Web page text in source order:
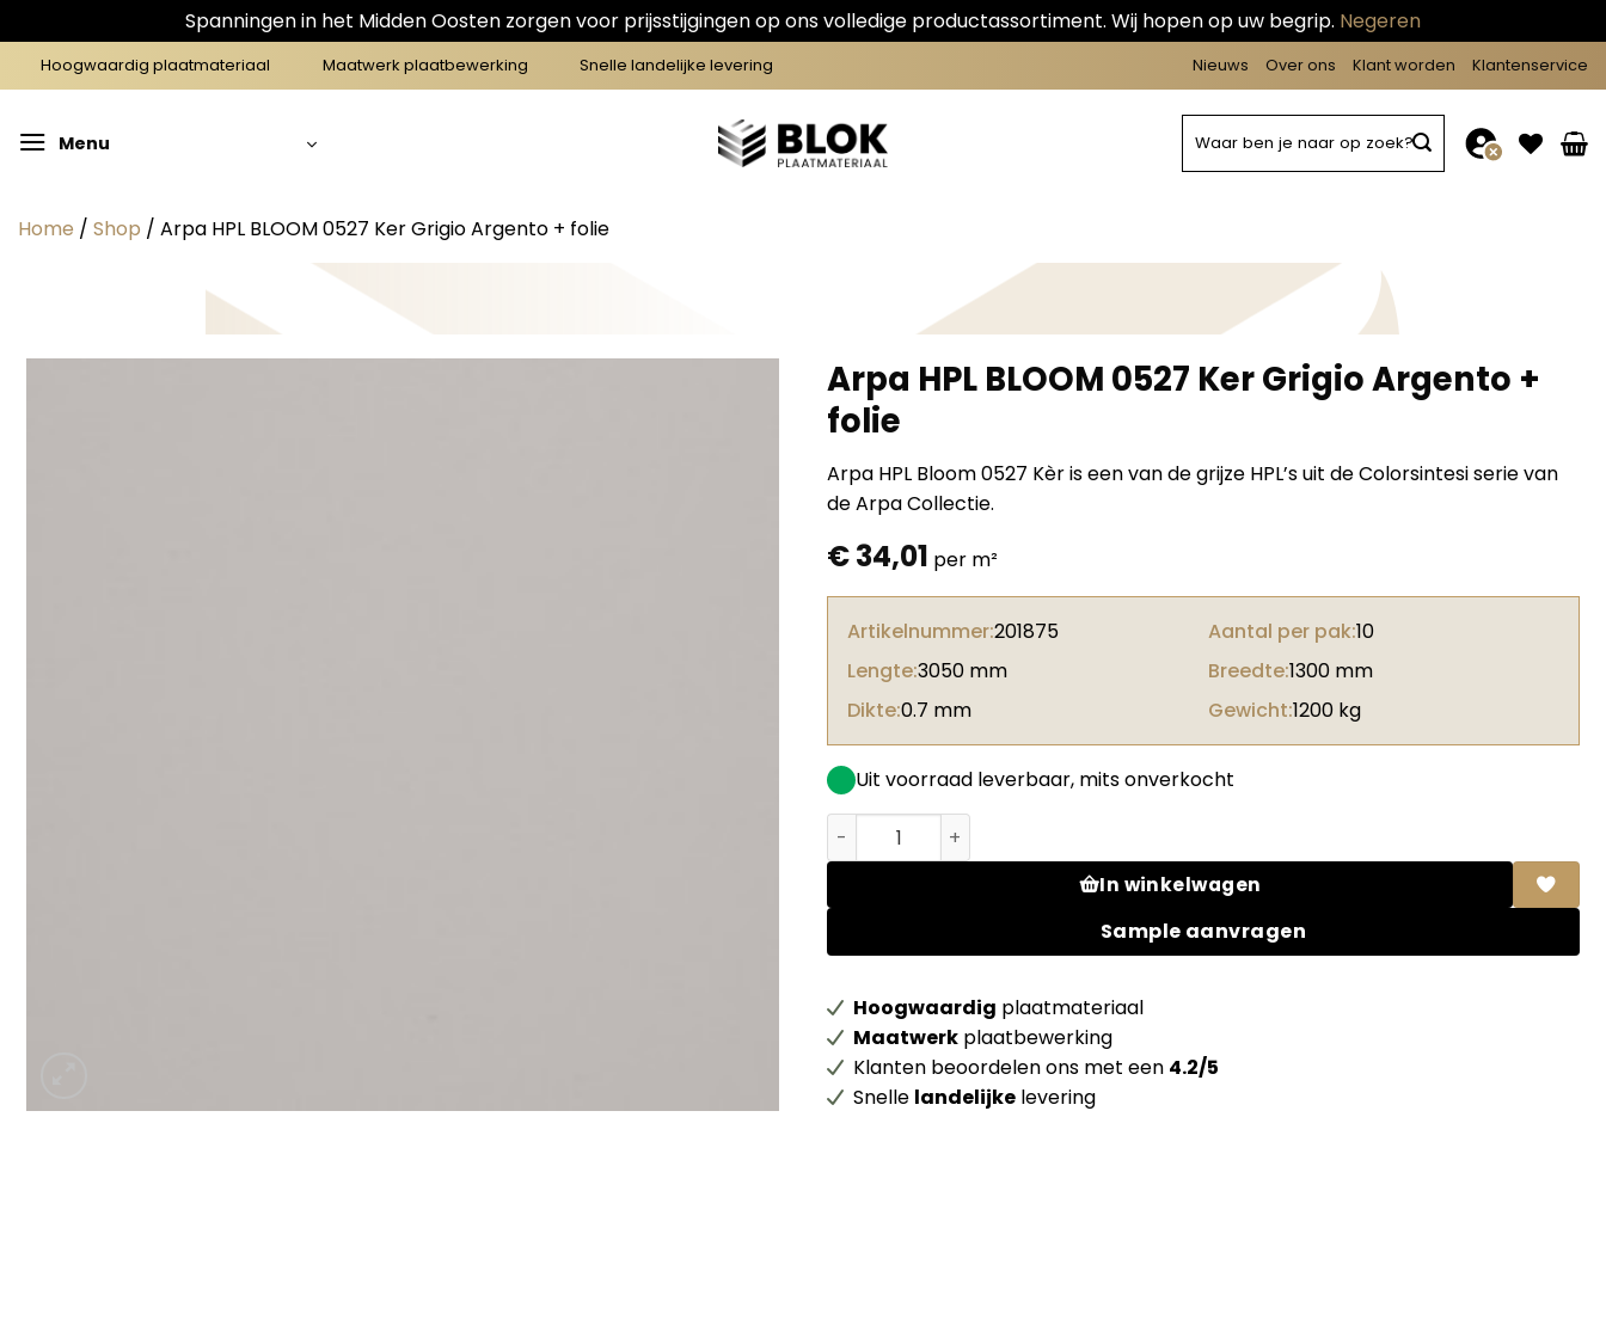
Spanningen in het Midden Oosten zorgen voor prijsstijgingen op ons volledige productassortiment. Wij hopen op uw begrip. Negeren
naar
Hoogwaardig plaatmateriaal Maatwerk plaatbewerking Snelle landelijke levering Nieuws Over ons Klant worden Klantenservice
Menu
naar:
Home / Shop / Arpa HPL BLOOM 0527 Ker Grigio Argento + folie
Arpa HPL BLOOM 0527 Ker Grigio Argento +
folie
Arpa HPL Bloom 0527 Kèr is een van de grijze HPL’s uit de Colorsintesi serie van
de Arpa Collectie.
€34,01 per m²
Artikelnummer:201875 Aantal per pak:10
Lengte:3050 mm Breedte:1300 mm
Dikte:0.7 mm Gewicht:1200 kg
Uit voorraad leverbaar, mits onverkocht
Arpa HPL BLOOM 0527 Ker Grigio Argento + folie aantal
In winkelwagen
Sample aanvragen
Hoogwaardig plaatmateriaal
Maatwerk plaatbewerking
Klanten beoordelen ons met een 4.2/5
Snelle landelijke levering